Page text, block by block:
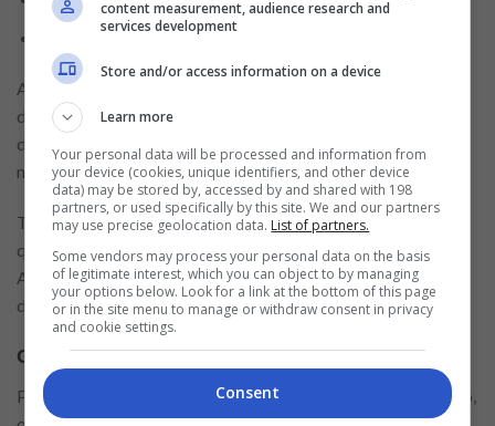
Assistente Administrativo.
A Riachuelo apoia a participação de candidatos portadores
de deficiência, LGBTQIA +, negros, mulheres, independente
de cor, gênero, raça ou crença, visando aumentar cada vez
mais a diversidade e a inclusão da companhia.
Todas as oportunidades requerem experiência anterior, e
qualificações que variam de acordo com o cargo pretendido.
Além do mais, todas as informações necessárias estão
disponíveis no site vagas.com na página da riachuelo.
Como se inscrever
Para fazer parte da equipe de colaboradores Lojas Riachuelo,
content measurement, audience research and
services development
Store and/or access information on a device
Learn more
Your personal data will be processed and information from
your device (cookies, unique identifiers, and other device
data) may be stored by, accessed by and shared with 198
partners, or used specifically by this site. We and our partners
may use precise geolocation data. List of partners.
Some vendors may process your personal data on the basis
of legitimate interest, which you can object to by managing
your options below. Look for a link at the bottom of this page
or in the site menu to manage or withdraw consent in privacy
and cookie settings.
Consent